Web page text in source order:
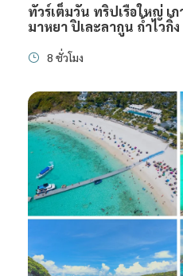
ทัวร์เต็มวัน ทริปเรือใหญ่ เ
มาหยา ปิเละลากูน ถ้ำไวกิ้ง
8 ชั่วโมง